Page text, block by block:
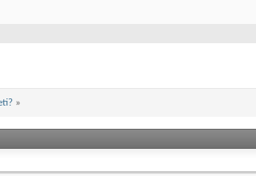
»